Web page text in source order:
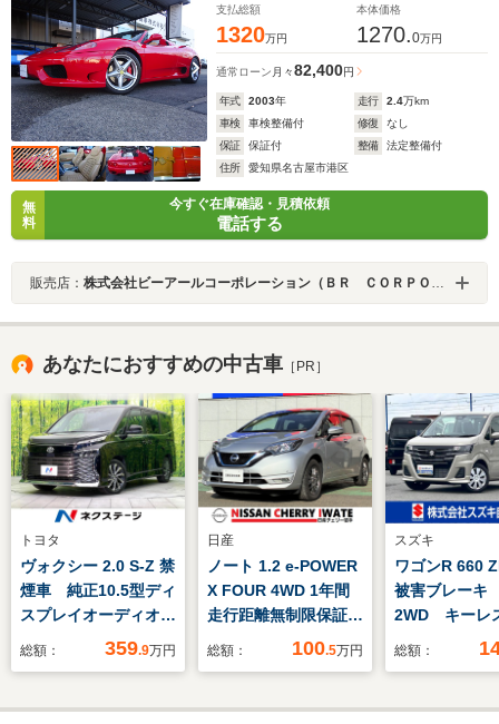
支払総額
1320万円
本体価格
1270.0万円
通常ローン 月々82,400円
年式 2003年 走行 2.4万km
車検
車検整備付 修復
なし
保証
保証付 整備
法定整備付
住所
愛知県名古屋市港区
無
料
今すぐ在庫確認・見積依頼
電話する
販売店： 株式会社ビーアールコーポレーション（ＢＲ ＣＯＲＰＯＲＡＴＩＯＮ）
あなたにおすすめの中古車 ［PR］
トヨタ
ヴォクシー 2.0 S-Z 禁
煙車 純正10.5型ディ
スプレイオーディオ
全周囲カメラ フルセ
ルコン LEDヘッド/
総額： 359.9万円
日産
ノート 1.2 e-POWER
X FOUR 4WD 1年間
走行距離無制限保証付
き 純正ナビ アラウ
ー ドライブレコーダ
総額： 100.5万円
スズキ
ワゴンR 660
被害ブレー
2WD キーレ
総額：